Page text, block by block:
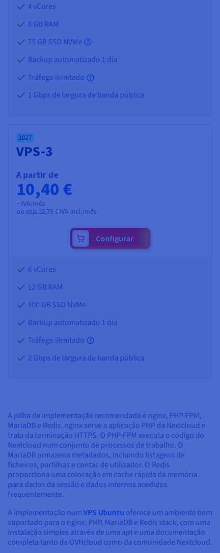
4 vCores
8 GBRAM
75 GB SSD NVMe
Backup automatizado 1 dia
Tráfego ilimitado
1 Gbps de largura de banda pública
2027
VPS-3
A partir de
10,40 €
+ IVA/mês
ou seja 12,79 € IVA incl./mês
Configurar
6 vCores
12 GBRAM
100 GB SSD NVMe
Backup automatizado 1 dia
Tráfego ilimitado
2 Gbps de largura de banda pública
A pilha de implementação recomendada é nginx, PHP-FPM,
MariaDB e Redis. nginx serve a aplicação PHP da Nextcloud e
trata da terminação HTTPS. O PHP-FPM executa o código do
Nextcloud num conjunto de processos de trabalho. O
MariaDB armazena metadados, incluindo listagens de
ficheiros, partilhas e contas de utilizador. O Redis
proporciona uma colocação em cache rápida da memória
para dados da sessão e dados internos acedidos
frequentemente.
A implementação num VPS Ubuntu oferece um ambiente bem
suportado para o nginx, PHP, MariaDB e Redis stack, com uma
instalação simples através de uma apt e uma documentação
completa tanto da OVHcloud como da comunidade Nextcloud.